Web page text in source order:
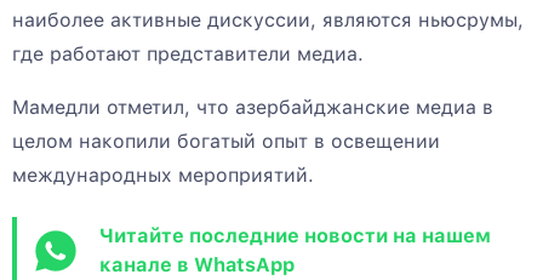
наиболее активные дискуссии, являются ньюсрумы,
где работают представители медиа.
Мамедли отметил, что азербайджанские медиа в
целом накопили богатый опыт в освещении
международных мероприятий.
Читайте последние новости на нашем
канале в WhatsApp